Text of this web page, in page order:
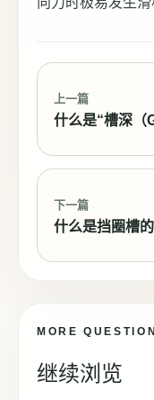
上一篇
什么是“槽深（
下一篇
什么是挡圈槽
MORE
继续浏览